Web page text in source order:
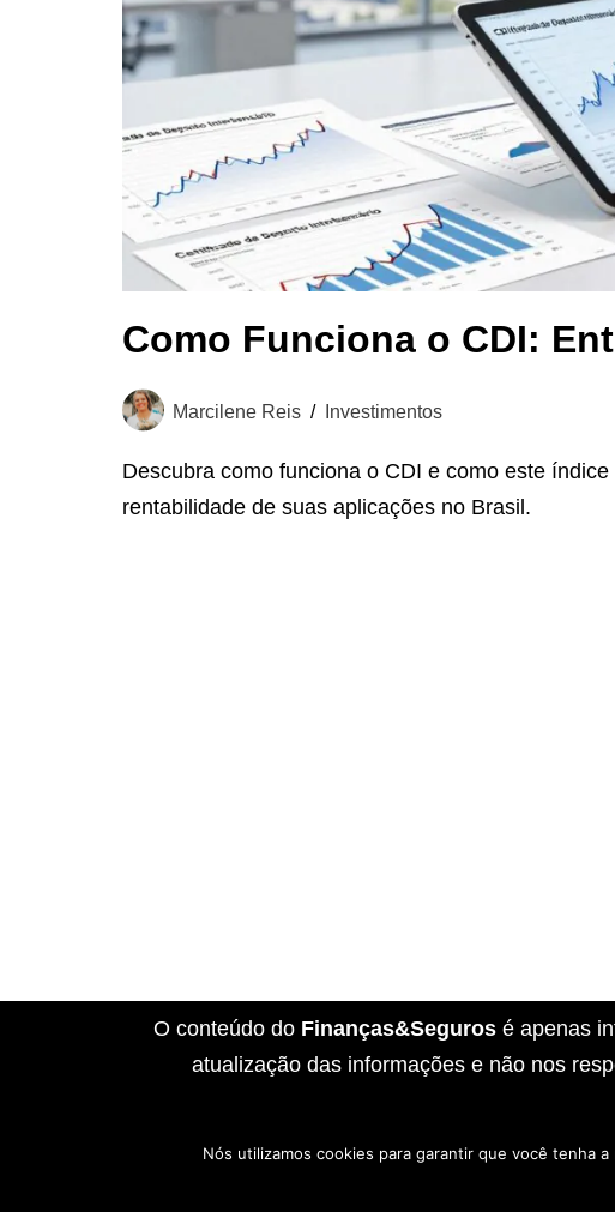
Como Funciona o CDI:
Marcilene Reis Investimentos
Descubra como funciona o CDI e como este
rentabilidade de suas aplicações no Brasil.
O conteúdo do Finanças&Seguros é apenas
atualização das informações e não nos
Sobre Nós Contato Disclaimer
Nós utilizamos cookies para garantir que você tenha